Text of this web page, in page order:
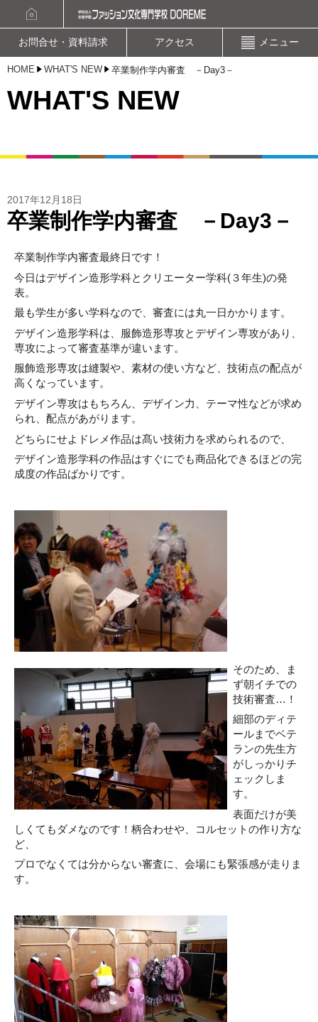
お問合せ・資料請求 アクセス メニュー
資料請求 オープンキャンパスお申込み
HOME WHAT'S NEW 卒業制作学内審査 －Day3－
WHAT'S NEW
2017年12月18日
卒業制作学内審査 －Day3－
卒業制作学内審査最終日です！
今日はデザイン造形学科とクリエーター学科(３年生)の発
表。
最も学生が多い学科なので、審査には丸一日かかります。
デザイン造形学科は、服飾造形専攻とデザイン専攻があり、
専攻によって審査基準が違います。
服飾造形専攻は縫製や、素材の使い方など、技術点の配点が
高くなっています。
デザイン専攻はもちろん、デザイン力、テーマ性などが求め
られ、配点があがります。
どちらにせよドレメ作品は髙い技術力を求められるので、
デザイン造形学科の作品はすぐにでも商品化できるほどの完
成度の作品ばかりです。
そのため、ま
ず朝イチでの
技術審査…！
細部のディテ
ールまでベテ
ランの先生方
がしっかりチ
ェックしま
す。
表面だけが美
しくてもダメなのです！柄合わせや、コルセットの作り方な
ど、
プロでなくては分からない審査に、会場にも緊張感が走りま
す。